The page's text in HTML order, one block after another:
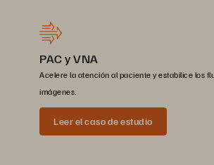
PAC y VNA
Acelere la atención al paciente y estabilice los
imágenes.
Leer el caso de estudio